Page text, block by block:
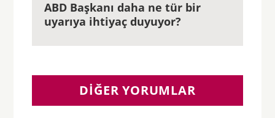
ABD Başkanı daha ne tür bir
uyarıya ihtiyaç duyuyor?
DIĞER YORUMLAR